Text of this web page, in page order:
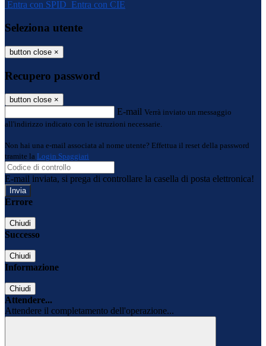
Entra con SPID Entra con CIE
Seleziona utente
button close ×
Recupero password
button close ×
E-mail Verrà inviato un messaggio
all'indirizzo indicato con le istruzioni necessarie.
Non hai una e-mail associata al nome utente? Effettua il reset della password
tramite la Login Spaggiari
E-mail inviata, si prega di controllare la casella di posta elettronica!
Errore
Chiudi
Successo
Chiudi
Informazione
Chiudi
Attendere...
Attendere il completamento dell'operazione...